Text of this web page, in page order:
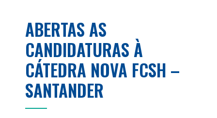
ABERTAS AS
CANDIDATURAS À
CÁTEDRA NOVA FCSH –
SANTANDER